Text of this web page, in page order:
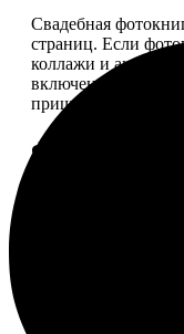
Свадебная
страниц. Если
коллажи и
включена,
пришлем вам на
Форматы и